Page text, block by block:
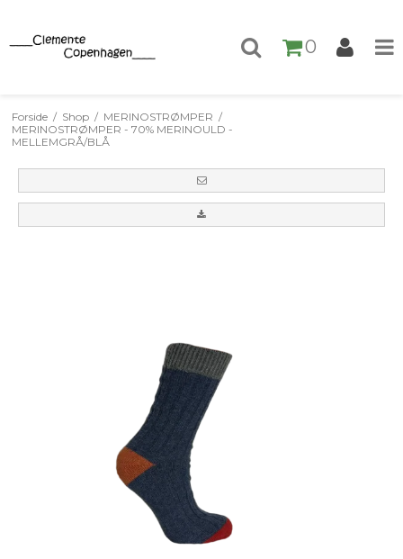
0
Forside / Shop / MERINOSTRØMPER /
MERINOSTRØMPER - 70% MERINOULD -
MELLEMGRÅ/BLÅ